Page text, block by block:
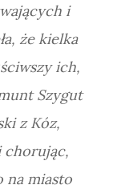
i
że kielka
ich,
Szygut
z Kóz,
chorując,
na miasto